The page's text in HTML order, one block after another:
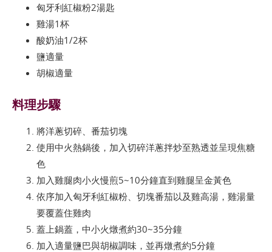
匈牙利紅椒粉2湯匙
雞湯1杯
酸奶油1/2杯
鹽適量
胡椒適量
料理步驟
將洋蔥切碎、番茄切塊
使用中火熱鍋後，加入切碎洋蔥拌炒至熟透並呈現焦糖
色
加入雞腿肉小火慢煎5~10分鐘直到雞腿呈金黃色
依序加入匈牙利紅椒粉、切塊番茄以及雞高湯，雞湯量
要覆蓋住雞肉
蓋上鍋蓋，中小火燉煮約30~35分鐘
加入適量鹽巴與胡椒調味，並再燉煮約5分鐘